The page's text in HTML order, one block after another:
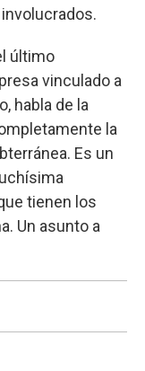
último
vinculado a
habla de la
la
Es un
tienen los
Un asunto a